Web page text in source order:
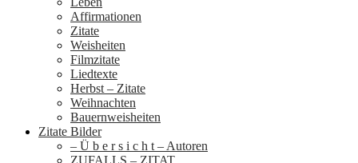
Affirmationen
Zitate
Weisheiten
Filmzitate
Liedtexte
Herbst – Zitate
Weihnachten
Bauernweisheiten
Zitate Bilder
– Ü b e r s i c h t – Autoren
ZUFALLS – ZITAT